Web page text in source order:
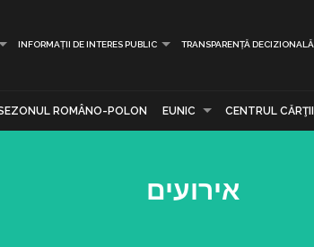
INFORMAȚII DE INTERES PUBLIC TRANSPARENȚĂ DECIZIONALĂ
ROMÂNO-POLON EUNIC CENTRUL CĂRŢII
אירועים